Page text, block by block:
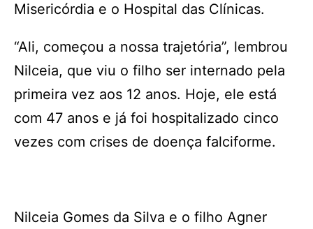
Misericórdia e o Hospital das Clínicas.
“Ali, começou a nossa trajetória”, lembrou
Nilceia, que viu o filho ser internado pela
primeira vez aos 12 anos. Hoje, ele está
com 47 anos e já foi hospitalizado cinco
vezes com crises de doença falciforme.
Nilceia Gomes da Silva e o filho Agner